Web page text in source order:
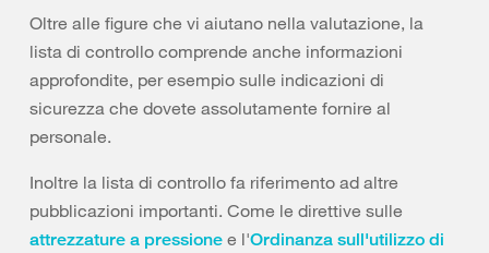
Oltre alle figure che vi aiutano nella valutazione, la
lista di controllo comprende anche informazioni
approfondite, per esempio sulle indicazioni di
sicurezza che dovete assolutamente fornire al
personale.
Inoltre la lista di controllo fa riferimento ad altre
pubblicazioni importanti. Come le direttive sulle
attrezzature a pressione e l'Ordinanza sull'utilizzo di